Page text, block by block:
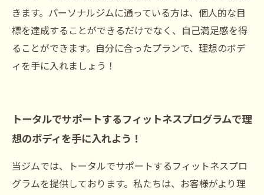
きます。パーソナルジムに通っている方は、個人的な目
標を達成することができるだけでなく、自己満足感を得
ることができます。自分に合ったプランで、理想のボデ
ィを手に入れましょう！
トータルでサポートするフィットネスプログラムで理
想のボディを手に入れよう！
当ジムでは、トータルでサポートするフィットネスプロ
グラムを提供しております。私たちは、お客様がより理